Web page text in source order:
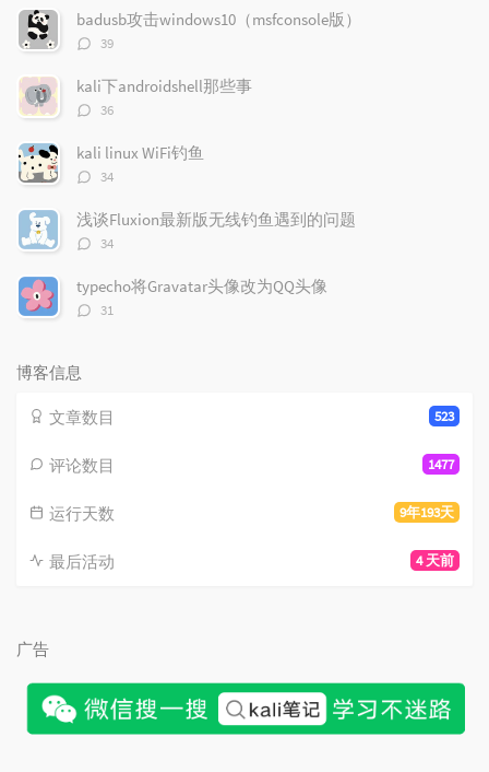
文
章
评
badusb攻击windows10（msfconsole版）
评
数：
39
kali下androidshell那些事
评
数：
36
kali linux WiFi钓鱼
评
数：
34
浅谈Fluxion最新版无线钓鱼遇到的问题
评
数：
34
typecho将Gravatar头像改为QQ头像
评
31
博客信息
523
文章数目
1477
评论数目
9年193天
运行天数
4 天前
最后活动
广告